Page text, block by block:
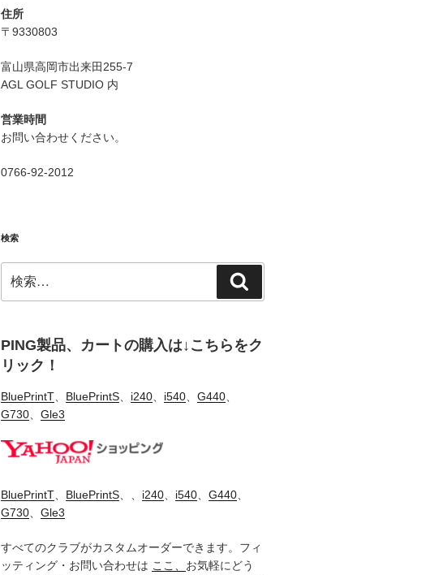
住所
〒9330803
富山県高岡市出来田255-7
AGL GOLF STUDIO 内
営業時間
お問い合わせください。
0766-92-2012
検索
索:
索
PING製品、カートの購入は↓こちらをク
リック！
BluePrintT、 BluePrintS、 i240、 i540、 G440、
G730、 Gle3
BluePrintT、 BluePrintS、、 i240、 i540、 G440、
G730、 Gle3
すべてのクラブがカスタムオーダーできます。フィ
ッティング・お問い合わせは ここ、 お気軽にどう